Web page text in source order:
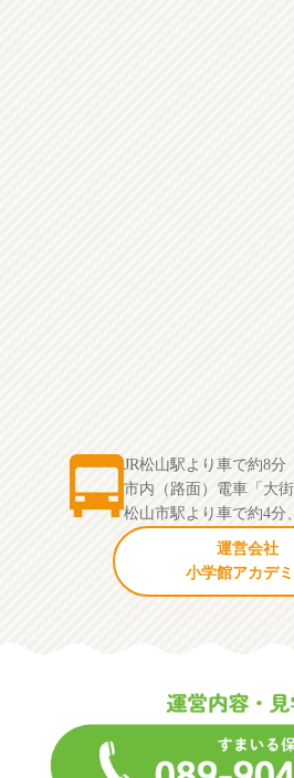
JR松山駅より車で約8分
市内（路面）電車「大
松山市駅より車で約4分
運営会社
小学館アカデ